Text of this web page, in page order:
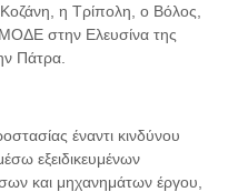
η Τρίπολη, ο Βόλος,
στην Ελευσίνα της
Πάτρα.
έναντι κινδύνου
εξειδικευμένων
και μηχανημάτων έργου,